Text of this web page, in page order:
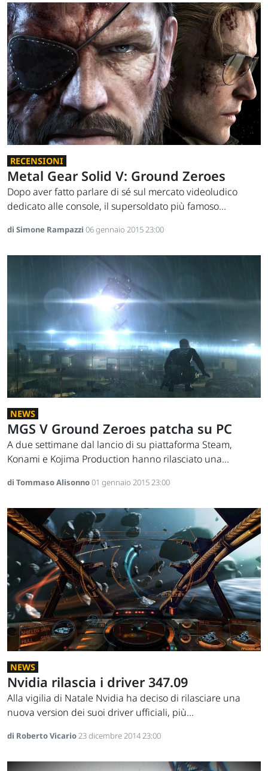
RECENSIONI
Metal Gear Solid V: Ground Zeroes
Dopo aver fatto parlare di sé sul mercato videoludico
dedicato alle console, il supersoldato più famoso...
di Simone Rampazzi 06 gennaio 2015 23:00
NEWS
MGS V Ground Zeroes patcha su PC
A due settimane dal lancio di su piattaforma Steam,
Konami e Kojima Production hanno rilasciato una...
di Tommaso Alisonno01 gennaio 2015 23:00
NEWS
Nvidia rilascia i driver 347.09
Alla vigilia di Natale Nvidia ha deciso di rilasciare una
nuova version dei suoi driver ufficiali, più...
di Roberto Vicario 23 dicembre 2014 23:00